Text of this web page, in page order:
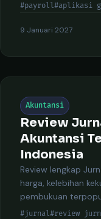
#payroll#aplikasi
9 Januari 2027
Akuntansi
Review
Akuntansi
Indonesia
Review lengkap
harga, kelebihan
pembukuan
#jurnal#review